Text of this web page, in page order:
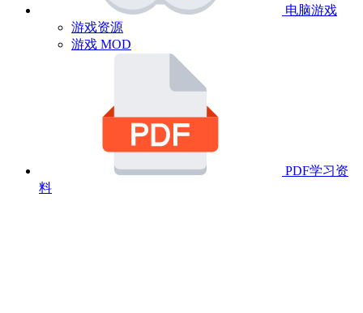
电脑游戏
游戏资源
游戏 MOD
PDF学习资
料